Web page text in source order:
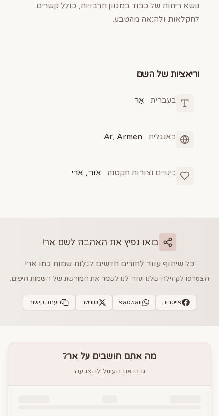
נושא ריחות של כבוד במגוון תרבויות, כולל קשרים
לחקלאות ולהנאה מהטבע.
וריאציות של השם
בעברית אַר
באנגלית Ar, Armen
כינויים וצורות הקטנה אורי, ארי
בואו נפיץ את האהבה לשם אר!
כל שיתוף עוזר להורים חדשים לגלות שמות כמו אר!
הצטרפו לקהילה שלנו ועזרו לנו לשמר את המורשת של השמות היפים.
פייסבוק וואטסאפ טוויטר העתק קישור
מה אתם חושבים על אר?
גררו את העיגול להצבעה